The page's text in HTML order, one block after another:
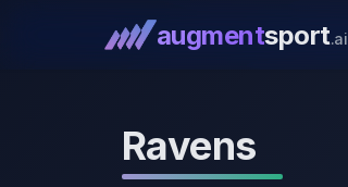
augmentsport.ai
Ravens